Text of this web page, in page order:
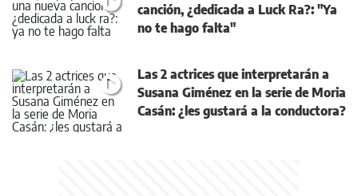
canción, ¿dedicada a Luck Ra?: "Ya
no te hago falta"
Las 2 actrices que interpretarán a
Susana Giménez en la serie de Moria
Casán: ¿les gustará a la conductora?